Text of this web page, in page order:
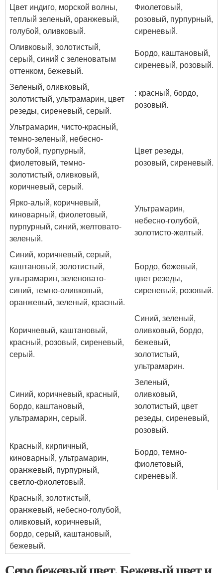
Цвет индиго, морской волны,
теплый зеленый, оранжевый,
голубой, оливковый.
Фиолетовый,
розовый, пурпурный,
сиреневый.
Оливковый, золотистый,
серый, синий с зеленоватым
оттенком, бежевый.
Бордо, каштановый,
сиреневый, розовый.
Зеленый, оливковый,
золотистый, ультрамарин, цвет
резеды, сиреневый, серый.
: красный, бордо,
розовый.
Ультрамарин, чисто-красный,
темно-зеленый, небесно-
голубой, пурпурный,
фиолетовый, темно-
золотистый, оливковый,
коричневый, серый.
Цвет резеды,
розовый, сиреневый.
Ярко-алый, коричневый,
киноварный, фиолетовый,
пурпурный, синий, желтовато-
зеленый.
Ультрамарин,
небесно-голубой,
золотисто-желтый.
Синий, коричневый, серый,
каштановый, золотистый,
ультрамарин, зеленовато-
синий, темно-оливковый,
оранжевый, зеленый, красный.
Бордо, бежевый,
цвет резеды,
сиреневый, розовый.
Коричневый, каштановый,
красный, розовый, сиреневый,
серый.
Синий, зеленый,
оливковый, бордо,
бежевый,
золотистый,
ультрамарин.
Синий, коричневый, красный,
бордо, каштановый,
ультрамарин, серый.
Зеленый,
оливковый,
золотистый, цвет
резеды, сиреневый,
розовый.
Красный, кирпичный,
киноварный, ультрамарин,
оранжевый, пурпурный,
светло-фиолетовый.
Бордо, темно-
фиолетовый,
сиреневый.
Красный, золотистый,
оранжевый, небесно-голубой,
оливковый, коричневый,
бордо, серый, каштановый,
бежевый.